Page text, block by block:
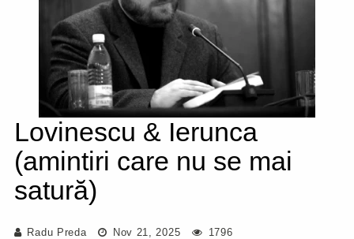
Lovinescu & Ierunca
(amintiri care nu se mai
satură)
Radu Preda Nov 21, 2025 1796